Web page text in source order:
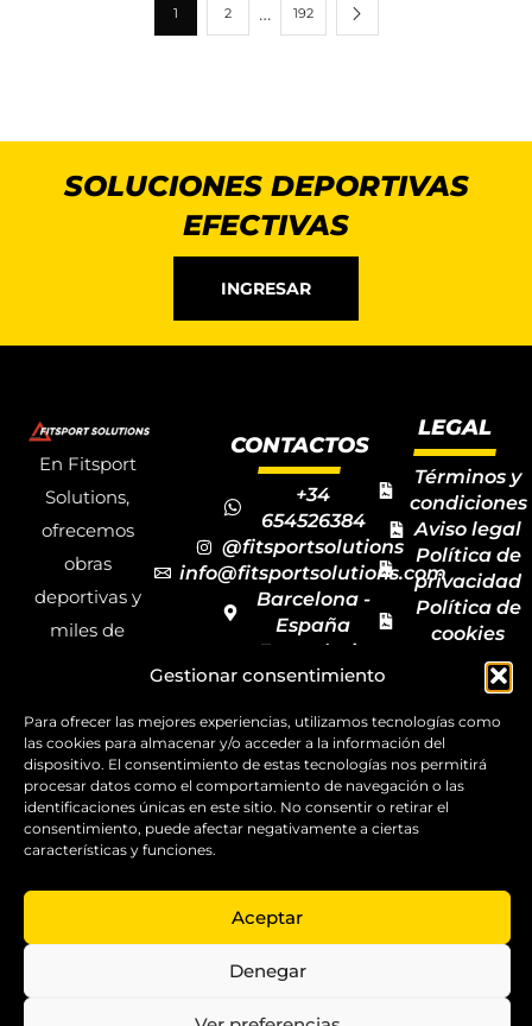
Gestionar consentimiento
Para ofrecer las mejores experiencias, utilizamos tecnologías como
las cookies para almacenar y/o acceder a la información del
dispositivo. El consentimiento de estas tecnologías nos permitirá
procesar datos como el comportamiento de navegación o las
identificaciones únicas en este sitio. No consentir o retirar el
consentimiento, puede afectar negativamente a ciertas
características y funciones.
Aceptar
Denegar
1 2 … 192
SOLUCIONES DEPORTIVAS
EFECTIVAS
INGRESAR
En Fitsport
Solutions,
ofrecemos
obras
deportivas y
miles de
deportivos
para todas las
disciplinas,
garantizando
la calidad y el
servicio.
Copyright ©
Solutions
CONTACTOS
+34
654526384
@fitsportsolutions
info@fitsportsolutions.com
Barcelona -
España
Formulario
de contacto
LEGAL
Términos y
condiciones
Aviso legal
Política de
privacidad
Política de
cookies
Mapa del